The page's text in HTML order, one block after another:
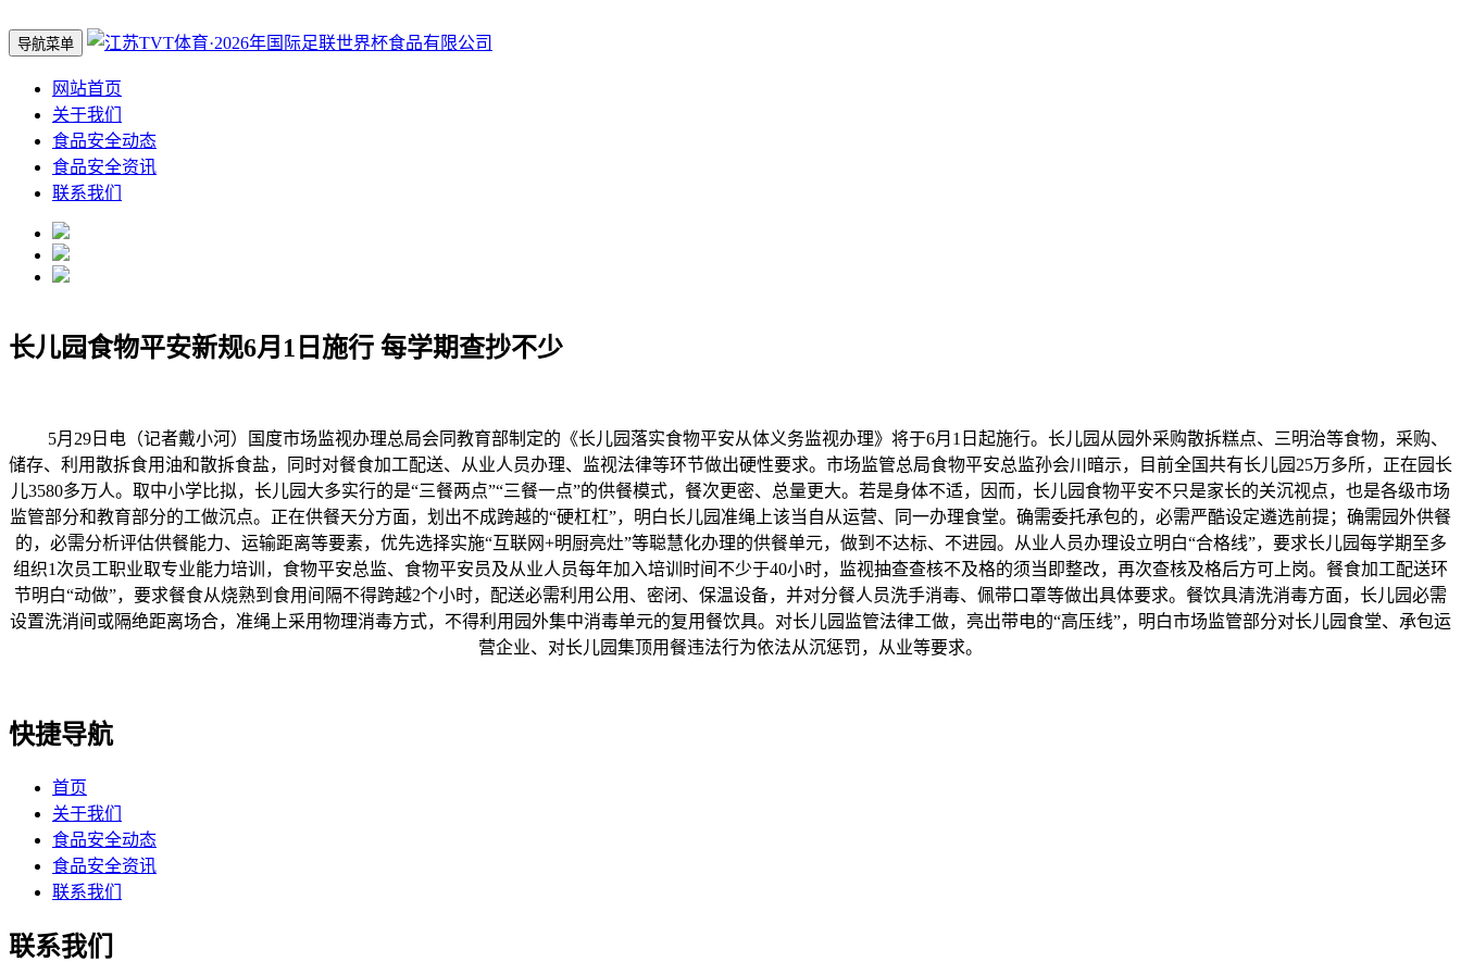
导航菜单
网站首页
关于我们
食品安全动态
食品安全资讯
联系我们
长儿园食物平安新规6月1日施行 每学期查抄不少
5月29日电（记者戴小河）国度市场监视办理总局会同教育部制定的《长儿园落实食物平安从体义务监视办理》将于6月1日起施行。长儿园从园外采购散拆糕点、三明治等食物，采购、
储存、利用散拆食用油和散拆食盐，同时对餐食加工配送、从业人员办理、监视法律等环节做出硬性要求。市场监管总局食物平安总监孙会川暗示，目前全国共有长儿园25万多所，正在园长
儿3580多万人。取中小学比拟，长儿园大多实行的是“三餐两点”“三餐一点”的供餐模式，餐次更密、总量更大。若是身体不适，因而，长儿园食物平安不只是家长的关沉视点，也是各级市场
监管部分和教育部分的工做沉点。正在供餐天分方面，划出不成跨越的“硬杠杠”，明白长儿园准绳上该当自从运营、同一办理食堂。确需委托承包的，必需严酷设定遴选前提；确需园外供餐
的，必需分析评估供餐能力、运输距离等要素，优先选择实施“互联网+明厨亮灶”等聪慧化办理的供餐单元，做到不达标、不进园。从业人员办理设立明白“合格线”，要求长儿园每学期至多
组织1次员工职业取专业能力培训，食物平安总监、食物平安员及从业人员每年加入培训时间不少于40小时，监视抽查查核不及格的须当即整改，再次查核及格后方可上岗。餐食加工配送环
节明白“动做”，要求餐食从烧熟到食用间隔不得跨越2个小时，配送必需利用公用、密闭、保温设备，并对分餐人员洗手消毒、佩带口罩等做出具体要求。餐饮具清洗消毒方面，长儿园必需
设置洗消间或隔绝距离场合，准绳上采用物理消毒方式，不得利用园外集中消毒单元的复用餐饮具。对长儿园监管法律工做，亮出带电的“高压线”，明白市场监管部分对长儿园食堂、承包运
营企业、对长儿园集顶用餐违法行为依法从沉惩罚，从业等要求。
快捷导航
首页
关于我们
食品安全动态
食品安全资讯
联系我们
联系我们